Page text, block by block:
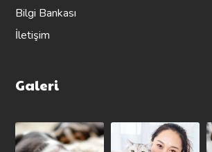
Bilgi Bankası
İletişim
Galeri